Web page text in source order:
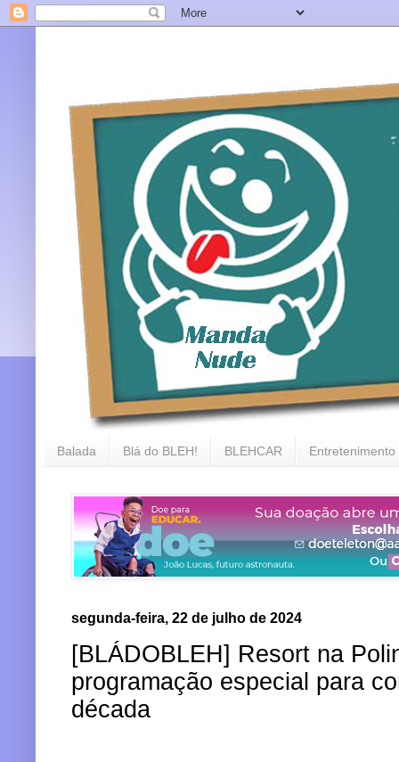
Balada Blá do BLEH! BLEHCAR Entretenimento
segunda-feira, 22 de julho de 2024
[BLÁDOBLEH] Resort na
programação especial para
década